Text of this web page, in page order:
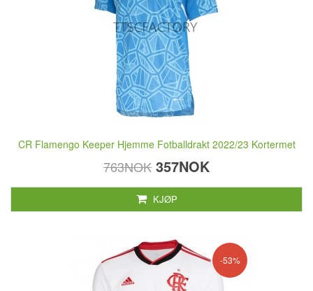
CR Flamengo Keeper Hjemme Fotballdrakt 2022/23 Kortermet
763NOK 357NOK
KJØP
-53%